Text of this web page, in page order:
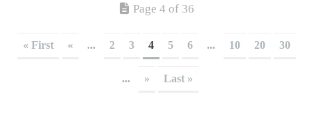
Page 4 of 36
« First « ... 2 3 4 5 6 ... 10 20 30
... » Last »